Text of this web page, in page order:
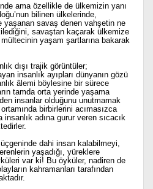
ama özellikle de ülkemizin yanı
bilinen ülkelerinde,
yaşanan savaş denen vahşetin ne
savaştan kaçarak ülkemize
yaşam şartlarına bakarak
dışı trajik görüntüler;
insanlık ayıpları dünyanın gözü
âlemi böylesine bir sürece
tamda orta yerinde yaşama
insanlar olduğunu unutmamak
birbirlerini acımasızca
adına gurur veren sıcacık
dahi insan kalabilmeyi,
yaşadığı, yüreklere
var ki! Bu öyküler, nadiren de
kahramanları tarafından